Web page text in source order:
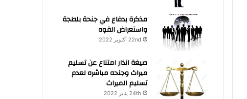
مذكرة بدفاع في جنحة بلطجة
واستعراض القوه
22nd أكتوبر 2022
صيغة انذار امتناع عن تسليم
ميراث وجنحه مباشره لعدم
تسليم الميراث
24th يناير 2022